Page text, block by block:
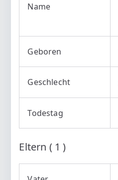
Name
Geboren
Geschlecht
Todestag
Eltern ( 1 )